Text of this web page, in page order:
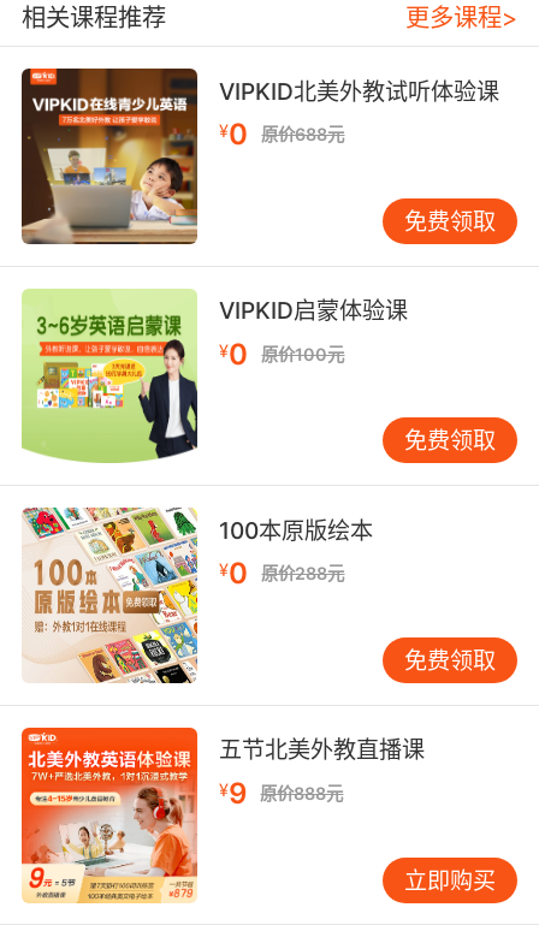
学习。 培养跨文化意识。 语言是文化的钥匙。通
过学习英语，孩子能初步接触不同的思维模式、
生活习惯和价值观念。这种早期的文化启蒙，有
助于塑造开放包容的心态，为其在未来全球化社
会中生活奠定基础。 建立积极的学习心态。 幼儿
阶段的英语学习没有考试压力，多以歌曲、游
戏、故事等趣味形式展开。这种愉快的初体验，
能帮助孩子建立起对语言学习的兴趣和自信。当
他们进入小学正式学习时，已有一定基础，更容
易获得成就感，避免畏难情绪。 为长远学业铺
路。 英语是重要的国际交流工具和学术语言。早
期启蒙能让孩子在后续的系统学习中更加从容。
更重要的是，良好的英语能力如同一把钥匙，能
帮孩子直接阅读丰富的英文原版绘本、观看优质
的纪录片，接触更广阔的知识世界。 如何科学地
进行幼儿英语启蒙 幼儿英语学习贵在“自然浸润”
与“兴趣引领”，而非“系统灌输”。家长可根据孩子
年龄，采取不同策略。 0-3岁：以听力输入为
主。 此阶段孩子处于听觉敏感期，重点是营造英
语语音环境。每天可播放15分钟左右旋律优美的
英文儿歌或童谣。家长陪伴观看简单的英文动画
时，可用极简英语描述画面。核心是让孩子在轻
松氛围中感知英语的存在。 3-5岁：鼓励简单输
出。 随着孩子表达欲增强，可引导其进行简单互
动。采用“指物认名”的方式，在生活中说出常见
物品的英文。通过过家家等情景游戏，将英语融
入日常活动，如“Let’s eat an apple”。 5-7岁：
引入初步系统学习。 孩子临近学龄，可接触更有
结构的内容。自然拼读是很好的桥梁，帮助理解
字母与发音的对应关系。配合分级阅读绘本，从
相关课程推荐 更多课程>
VIPKID北美外教试听体验课
¥0 原价688元
免费领取
VIPKID启蒙体验课
¥0 原价100元
免费领取
100本原版绘本
¥0 原价288元
免费领取
五节北美外教直播课
¥9 原价888元
立即购买